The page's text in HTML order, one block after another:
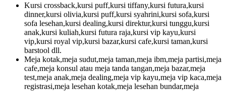
Kursi crossback,kursi puff,kursi tiffany,kursi futura,kursi
dinner,kursi olivia,kursi puff,kursi syahrini,kursi sofa,kursi
sofa lesehan,kursi dealing,kursi direktur,kursi tunggu,kursi
anak,kursi kuliah,kursi futura raja,kursi vip kayu,kursi
vip,kursi royal vip,kursi bazar,kursi cafe,kursi taman,kursi
barstool dll.
Meja kotak,meja sudut,meja taman,meja ibm,meja partisi,meja
cafe,meja konsul atau meja tanda tangan,meja bazar,meja
test,meja anak,meja dealing,meja vip kayu,meja vip kaca,meja
registrasi,meja lesehan kotak,meja lesehan bundar,meja